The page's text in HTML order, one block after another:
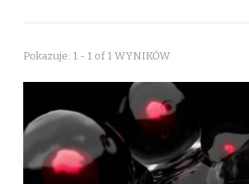
Pokazuje: 1 - 1 of 1 WYNIKÓW